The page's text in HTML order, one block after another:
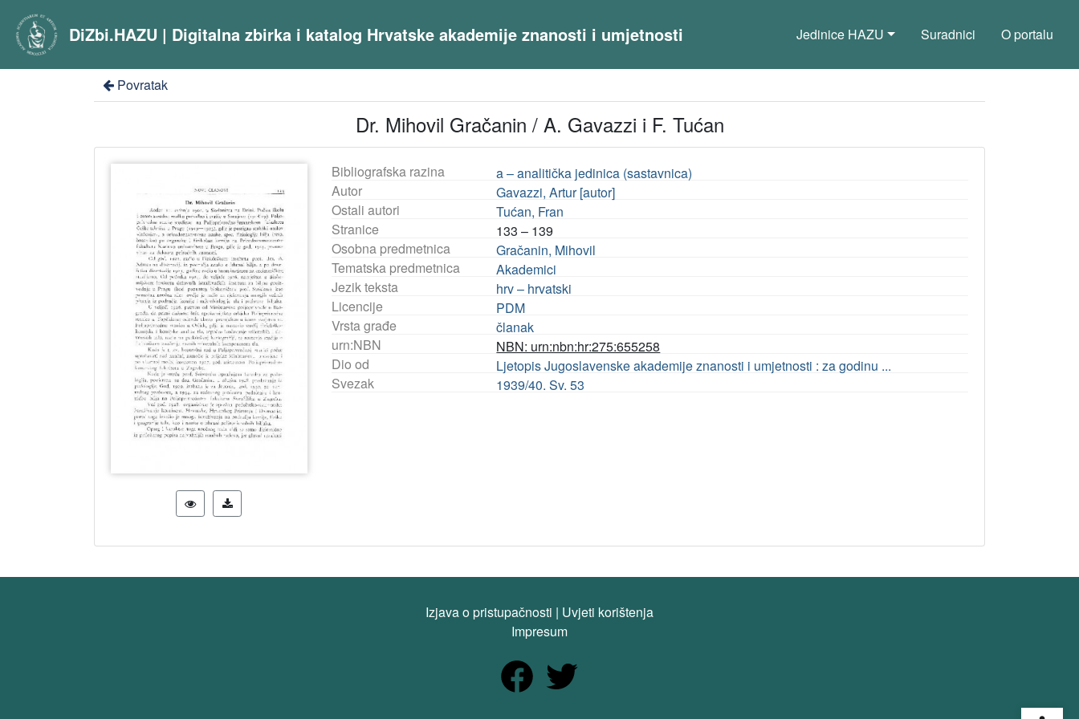
DiZbi.HAZU | Digitalna zbirka i katalog Hrvatske akademije znanosti i umjetnosti Jedinice HAZU Suradnici O portalu
Povratak
Dr. Mihovil Gračanin / A. Gavazzi i F. Tućan
Bibliografska razina
a – analitička jedinica (sastavnica)
Autor
Gavazzi, Artur [autor]
Ostali autori
Tućan, Fran
Stranice
133 – 139
Osobna predmetnica
Gračanin, Mihovil
Tematska predmetnica
Akademici
Jezik teksta
hrv – hrvatski
Licencije
PDM
Vrsta građe
članak
urn:NBN
NBN: urn:nbn:hr:275:655258
Dio od
Ljetopis Jugoslavenske akademije znanosti i umjetnosti : za godinu ...
Svezak
1939/40. Sv. 53
Izjava o pristupačnosti | Uvjeti korištenja
Impresum